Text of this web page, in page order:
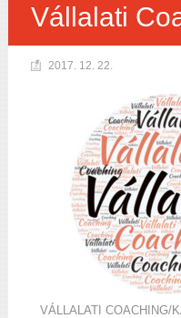
Vállalati
2017. 12. 22.
VÁLLALATI COACHING/